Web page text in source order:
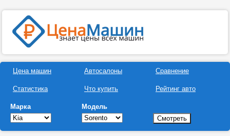
Цена машин
Статистика
Автосалоны
Что купить
Сравнение
Рейтинг авто
Марка Модель